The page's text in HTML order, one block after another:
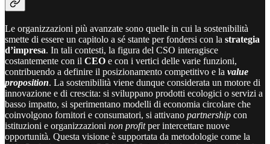
Le organizzazioni più avanzate sono quelle in cui la sostenibilità
smette di essere un capitolo a sé stante per fondersi con la strategia
d’impresa. In tali contesti, la figura del CSO interagisce
costantemente con il CEO e con i vertici delle varie funzioni,
contribuendo a definire il posizionamento competitivo e la value
proposition. La sostenibilità viene dunque considerata un motore di
innovazione e di crescita: si sviluppano prodotti ecologici o servizi a
basso impatto, si sperimentano modelli di economia circolare che
coinvolgono fornitori e consumatori, si attivano partnership con
istituzioni e organizzazioni non profitper intercettare nuove
opportunità. Questa visione è supportata da metodologie come la